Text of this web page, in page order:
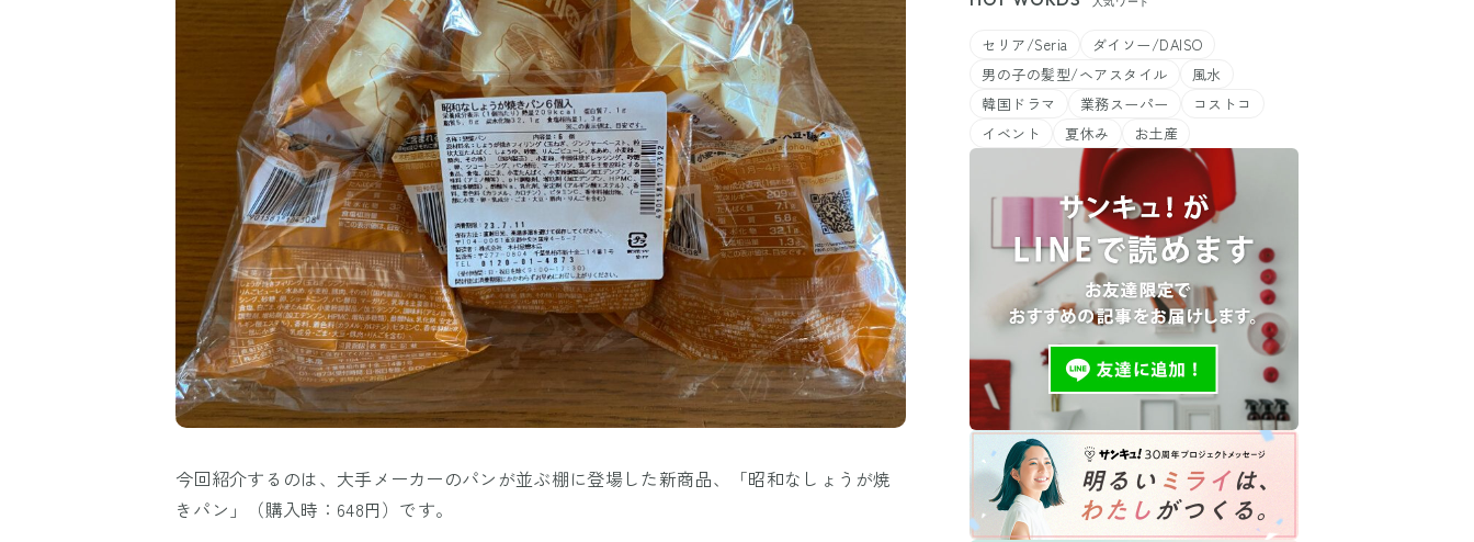
今回紹介するのは、大手メーカーのパンが並ぶ棚に登場した新商品、「昭和なしょうが焼
きパン」（購入時：648円）です。
セリア/Seria
ダイソー/DAISO
男の子の髪型/ヘアスタイル
風水
韓国ドラマ
業務スーパー
コストコ
イベント
夏休み お土産